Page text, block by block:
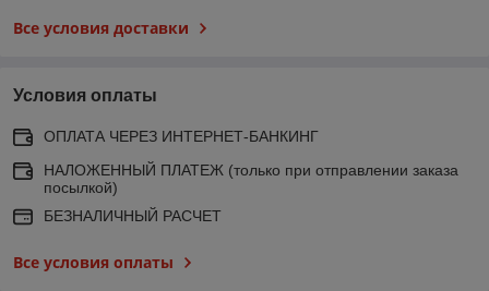
Все условия доставки
Условия оплаты
ОПЛАТА ЧЕРЕЗ ИНТЕРНЕТ-БАНКИНГ
НАЛОЖЕННЫЙ ПЛАТЕЖ (только при отправлении заказа
посылкой)
БЕЗНАЛИЧНЫЙ РАСЧЕТ
Все условия оплаты